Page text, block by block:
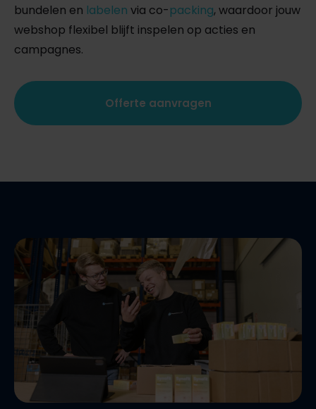
bundelen en labelen via co-packing, waardoor jouw
webshop flexibel blijft inspelen op acties en
campagnes.
Offerte aanvragen